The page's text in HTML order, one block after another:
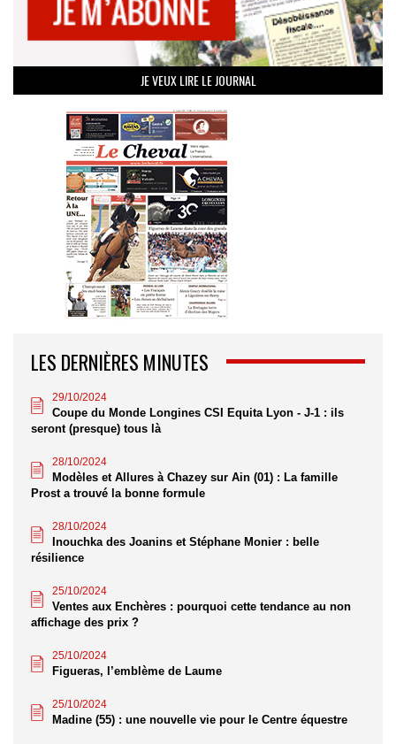
JE VEUX LIRE LE JOURNAL
LES DERNIÈRES MINUTES
29/10/2024
Coupe du Monde Longines CSI Equita Lyon - J-1 : ils
seront (presque) tous là
28/10/2024
Modèles et Allures à Chazey sur Ain (01) : La famille
Prost a trouvé la bonne formule
28/10/2024
Inouchka des Joanins et Stéphane Monier : belle
résilience
25/10/2024
Ventes aux Enchères : pourquoi cette tendance au non
affichage des prix ?
25/10/2024
Figueras, l’emblème de Laume
25/10/2024
Madine (55) : une nouvelle vie pour le Centre équestre